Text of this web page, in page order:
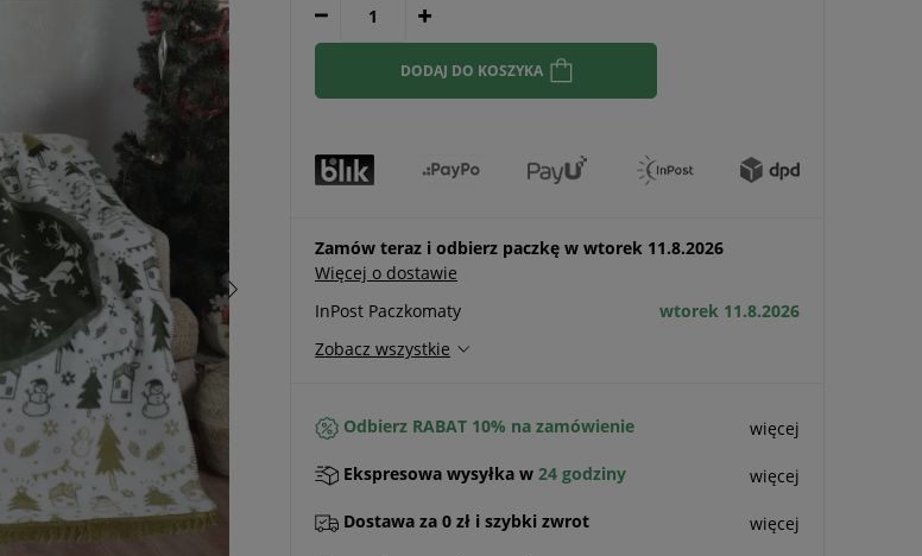
DODAJ DO KOSZYKA
Zamów teraz i odbierz paczkę w wtorek 11.8.2026
Więcej o dostawie
InPost Paczkomaty
wtorek 11.8.2026
Zobacz wszystkie
Odbierz RABAT 10% na zamówienie więcej
Ekspresowa wysyłka w 24 godziny więcej
Dostawa za 0 zł i szybki zwrot więcej